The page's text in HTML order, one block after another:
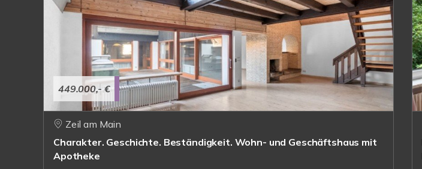
449.000,- €
Zeil am Main
Charakter. Geschichte. Beständigkeit. Wohn- und Geschäftshaus mit
Apotheke